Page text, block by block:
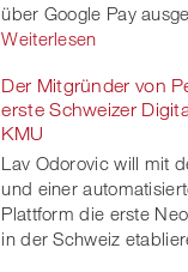
über Google Pay
Weiterlesen
Der Mitgründer von
erste Schweizer
KMU
Lav Odorovic will mit
und einer
Plattform die erste
in der Schweiz